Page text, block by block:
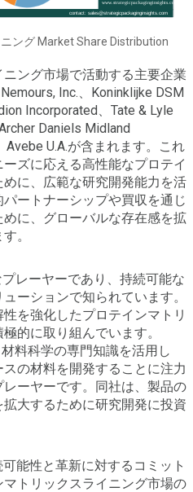
ング Market Share Distribution
ング市場で活動する主要企業
Inc.、Koninklijke DSM
Incorporated、Tate & Lyle
Daniels Midland
U.A.が含まれます。これ
ズに応える高性能なプロテイ
に、広範な研究開発能力を活
ートナーシップや買収を通じ
に、グローバルな存在感を拡
。
レーヤーであり、持続可能な
ーションで知られています。
を強化したプロテインマトリ
的に取り組んでいます。
料科学の専門知識を活用し
の材料を開発することに注力
ーヤーです。同社は、製品の
大するために研究開発に投資
能性と革新に対するコミット
トリックスライニング市場の